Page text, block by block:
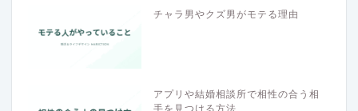
チャラ男やクズ男がモテる理由
アプリや結婚相談所で相性の合う相
手を見つける方法